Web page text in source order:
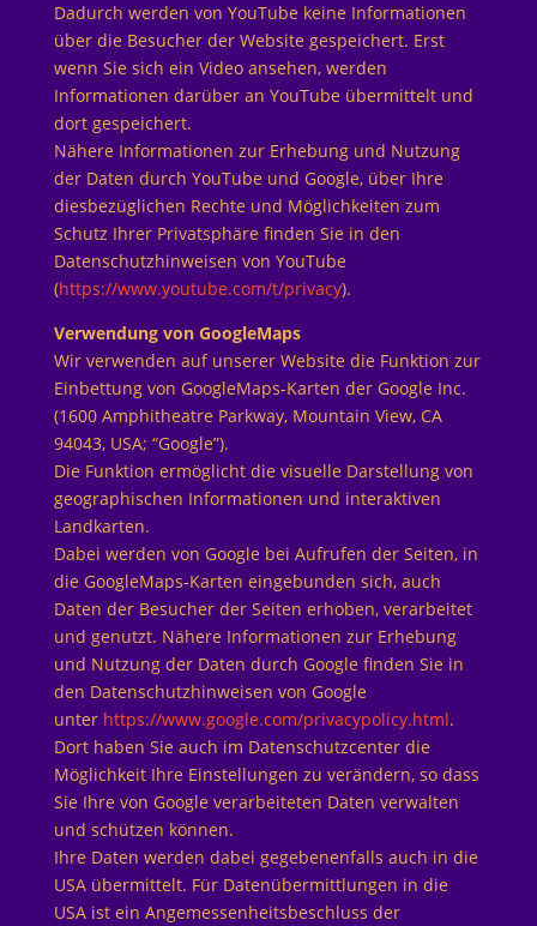
Dadurch werden von YouTube keine Informationen
über die Besucher der Website gespeichert. Erst
wenn Sie sich ein Video ansehen, werden
Informationen darüber an YouTube übermittelt und
dort gespeichert.
Nähere Informationen zur Erhebung und Nutzung
der Daten durch YouTube und Google, über Ihre
diesbezüglichen Rechte und Möglichkeiten zum
Schutz Ihrer Privatsphäre finden Sie in den
Datenschutzhinweisen von YouTube
(https://www.youtube.com/t/privacy).
Verwendung von GoogleMaps
Wir verwenden auf unserer Website die Funktion zur
Einbettung von GoogleMaps-Karten der Google Inc.
(1600 Amphitheatre Parkway, Mountain View, CA
94043, USA; “Google”).
Die Funktion ermöglicht die visuelle Darstellung von
geographischen Informationen und interaktiven
Landkarten.
Dabei werden von Google bei Aufrufen der Seiten, in
die GoogleMaps-Karten eingebunden sich, auch
Daten der Besucher der Seiten erhoben, verarbeitet
und genutzt. Nähere Informationen zur Erhebung
und Nutzung der Daten durch Google finden Sie in
den Datenschutzhinweisen von Google
unter https://www.google.com/privacypolicy.html.
Dort haben Sie auch im Datenschutzcenter die
Möglichkeit Ihre Einstellungen zu verändern, so dass
Sie Ihre von Google verarbeiteten Daten verwalten
und schützen können.
Ihre Daten werden dabei gegebenenfalls auch in die
USA übermittelt. Für Datenübermittlungen in die
USA ist ein Angemessenheitsbeschluss der